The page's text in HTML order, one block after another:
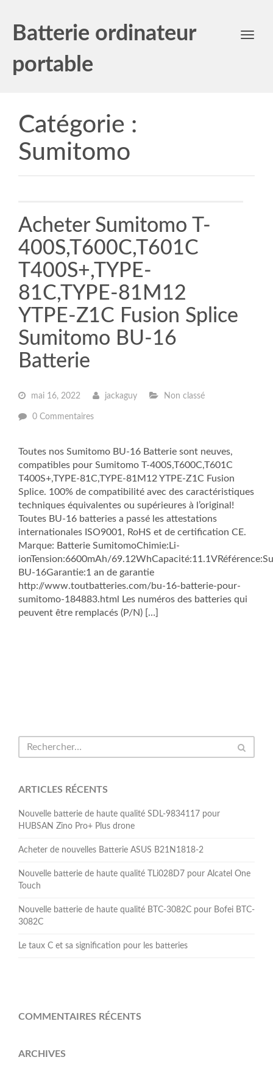
Batterie ordinateur
portable
Toggle
Catégorie :
Sumitomo
Acheter Sumitomo T-
400S,T600C,T601C
T400S+,TYPE-
81C,TYPE-81M12
YTPE-Z1C Fusion Splice
Sumitomo BU-16
Batterie
mai 16, 2022 jackaguy Non classé
0 Commentaires
Toutes nos Sumitomo BU-16 Batterie sont neuves,
compatibles pour Sumitomo T-400S,T600C,T601C
T400S+,TYPE-81C,TYPE-81M12 YTPE-Z1C Fusion
Splice. 100% de compatibilité avec des caractéristiques
techniques équivalentes ou supérieures à l’original!
Toutes BU-16 batteries a passé les attestations
internationales ISO9001, RoHS et de certification CE.
Marque: Batterie SumitomoChimie:Li-
ionTension:6600mAh/
BU-16Garantie:1 an de garantie
http://www.toutbatteries.com/bu-16-batterie-pour-
sumitomo-184883.html Les numéros des batteries qui
peuvent être remplacés (P/N) […]
ARTICLES RÉCENTS
Nouvelle batterie de haute qualité SDL-9834117 pour
HUBSAN Zino Pro+ Plus drone
Acheter de nouvelles Batterie ASUS B21N1818-2
Nouvelle batterie de haute qualité TLi028D7 pour Alcatel One
Touch
Nouvelle batterie de haute qualité BTC-3082C pour Bofei BTC-
3082C
Le taux C et sa signification pour les batteries
COMMENTAIRES RÉCENTS
ARCHIVES